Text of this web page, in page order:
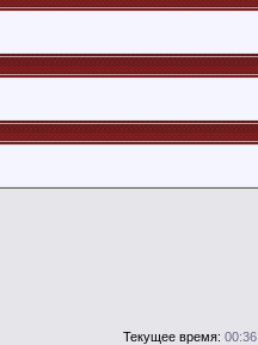
Текущее время: 00:36